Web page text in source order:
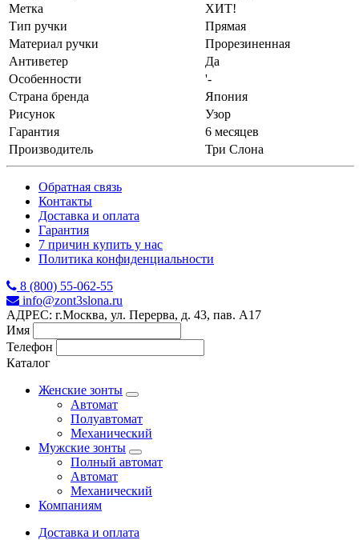
Метка
ХИТ!
Тип ручки
Прямая
Материал ручки
Прорезиненная
Антиветер
Да
Особенности
'-
Страна бренда
Япония
Рисунок
Узор
Гарантия
6 месяцев
Производитель
Три Слона
Обратная связь
Контакты
Доставка и оплата
Гарантия
7 причин купить у нас
Политика конфиденциальности
8 (800) 55-062-55
info@zont3slona.ru
АДРЕС: г.Москва, ул. Перерва, д. 43, пав. А17
Имя
Телефон
Каталог
Женские зонты
Автомат
Полуавтомат
Механический
Мужские зонты
Полный автомат
Автомат
Механический
Компаниям
Доставка и оплата